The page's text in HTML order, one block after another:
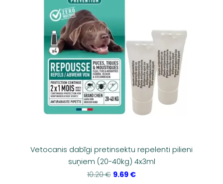
Vetocanis dabīgi pretinsektu repelenti pilieni
suņiem (20-40kg) 4x3ml
10.20 € 9.69 €